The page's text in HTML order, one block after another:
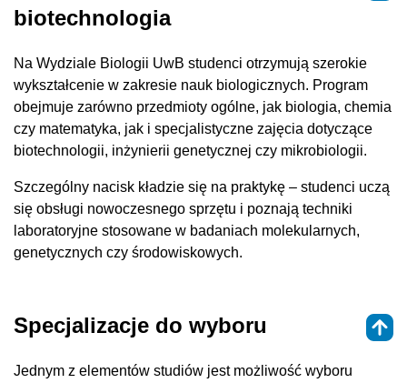
biotechnologia
Na Wydziale Biologii UwB studenci otrzymują szerokie
wykształcenie w zakresie nauk biologicznych. Program
obejmuje zarówno przedmioty ogólne, jak biologia, chemia
czy matematyka, jak i specjalistyczne zajęcia dotyczące
biotechnologii, inżynierii genetycznej czy mikrobiologii.
Szczególny nacisk kładzie się na praktykę – studenci uczą
się obsługi nowoczesnego sprzętu i poznają techniki
laboratoryjne stosowane w badaniach molekularnych,
genetycznych czy środowiskowych.
Specjalizacje do wyboru
Jednym z elementów studiów jest możliwość wyboru